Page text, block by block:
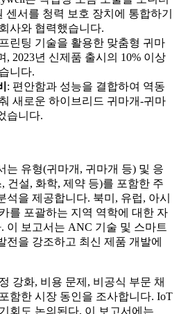
센서를 청력 보호 장치에 통합하기
사와 협력했습니다.
린팅 기술을 활용한 맞춤형 귀마
, 2023년 신제품 출시의 10% 이상
니다.
: 편안함과 성능을 결합하여 역동
새로운 하이브리드 귀마개-귀마
습니다.
는 유형(귀마개, 귀마개 등) 및 응
건설, 화학, 제약 등)를 포함한 주
석을 제공합니다. 북미, 유럽, 아시
를 포괄하는 지역 역학에 대한 자
이 보고서는 ANC 기술 및 스마트
전을 강조하고 최신 제품 개발에
강화, 비용 문제, 비공식 부문 채
함한 시장 동인을 조사합니다. IoT
회도 논의된다. 이 보고서에는